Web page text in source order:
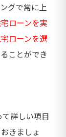
グで常に上
ローンを実
ローンを選
ことができ
詳しい項目
きましょ